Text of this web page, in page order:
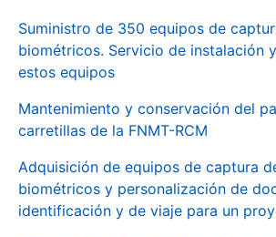
Suministro de 350 equipos de
biométricos. Servicio de instalación
estos equipos
Mantenimiento y conservación del
carretillas de la FNMT-RCM
Adquisición de equipos de captura
biométricos y personalización de
identificación y de viaje para un